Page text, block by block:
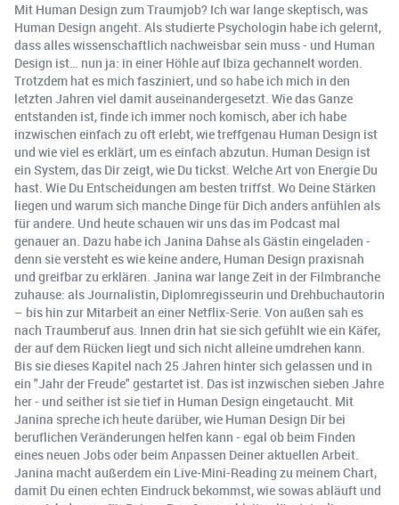
Mit Human Design zum Traumjob? Ich war lange skeptisch, was
Human Design angeht. Als studierte Psychologin habe ich gelernt,
dass alles wissenschaftlich nachweisbar sein muss - und Human
Design ist… nun ja: in einer Höhle auf Ibiza gechannelt worden.
Trotzdem hat es mich fasziniert, und so habe ich mich in den
letzten Jahren viel damit auseinandergesetzt. Wie das Ganze
entstanden ist, finde ich immer noch komisch, aber ich habe
inzwischen einfach zu oft erlebt, wie treffgenau Human Design ist
und wie viel es erklärt, um es einfach abzutun. Human Design ist
ein System, das Dir zeigt, wie Du tickst. Welche Art von Energie Du
hast. Wie Du Entscheidungen am besten triffst. Wo Deine Stärken
liegen und warum sich manche Dinge für Dich anders anfühlen als
für andere. Und heute schauen wir uns das im Podcast mal
genauer an. Dazu habe ich Janina Dahse als Gästin eingeladen -
denn sie versteht es wie keine andere, Human Design praxisnah
und greifbar zu erklären. Janina war lange Zeit in der Filmbranche
zuhause: als Journalistin, Diplomregisseurin und Drehbuchautorin
– bis hin zur Mitarbeit an einer Netflix-Serie. Von außen sah es
nach Traumberuf aus. Innen drin hat sie sich gefühlt wie ein Käfer,
der auf dem Rücken liegt und sich nicht alleine umdrehen kann.
Bis sie dieses Kapitel nach 25 Jahren hinter sich gelassen und in
ein "Jahr der Freude" gestartet ist. Das ist inzwischen sieben Jahre
her - und seither ist sie tief in Human Design eingetaucht. Mit
Janina spreche ich heute darüber, wie Human Design Dir bei
beruflichen Veränderungen helfen kann - egal ob beim Finden
eines neuen Jobs oder beim Anpassen Deiner aktuellen Arbeit.
Janina macht außerdem ein Live-Mini-Reading zu meinem Chart,
damit Du einen echten Eindruck bekommst, wie sowas abläuft und